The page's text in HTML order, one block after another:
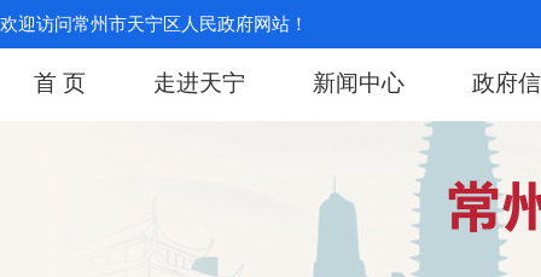
欢迎访问常州市天宁区人民政府网站！
首 页 走进天宁 新闻中心 政府